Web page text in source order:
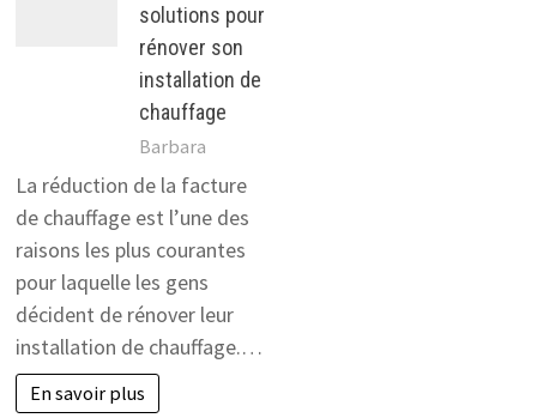
solutions pour
rénover son
installation de
chauffage
Barbara
La réduction de la facture
de chauffage est l’une des
raisons les plus courantes
pour laquelle les gens
décident de rénover leur
installation de chauffage.…
En savoir plus